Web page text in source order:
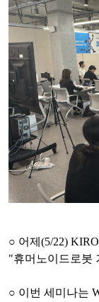
○ 어제(5/22)
"휴머노이드로봇
○ 이번 세미나는